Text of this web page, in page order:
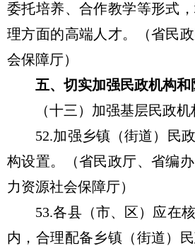
委托培养、合作教学等形式
理方面的高端人才。（省民
会保障厅）
五、切实加强民政机构和
（十三）加强基层民政机
52.加强乡镇（街道）民政
构设置。（省民政厅、省编
力资源社会保障厅）
53.各县（市、区）应在核
内，合理配备乡镇（街道）